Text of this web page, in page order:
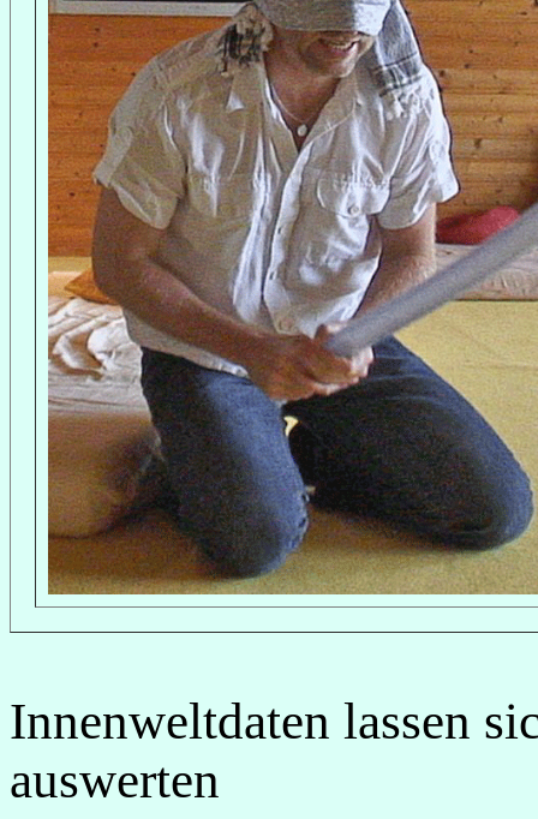
Innenweltdaten lassen
auswerten